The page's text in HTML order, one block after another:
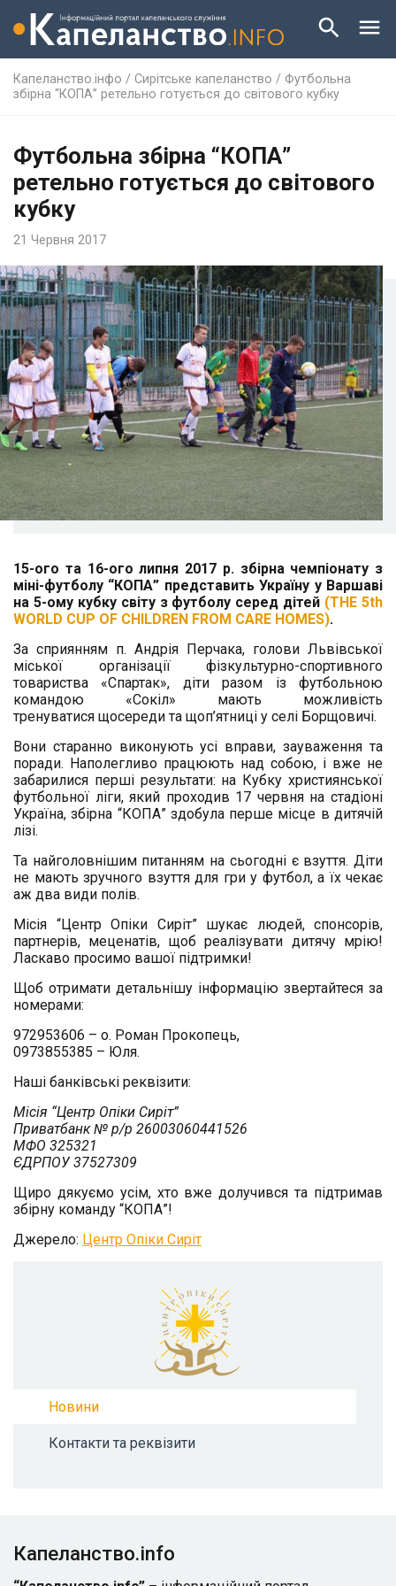
Капеланство.інфо / Сирітське капеланство / Футбольна
збірна “КОПА” ретельно готується до світового кубку
Футбольна збірна “КОПА”
ретельно готується до світового
кубку
21 Червня 2017
15-ого та 16-ого липня 2017 р. збірна чемпіонату з
міні-футболу “КОПА” представить Україну у Варшаві
на 5-ому кубку світу з футболу серед дітей (THE 5th
WORLD CUP OF CHILDREN FROM CARE HOMES).
За сприянням п. Андрія Перчака, голови Львівської
міської організації фізкультурно-спортивного
товариства «Спартак», діти разом із футбольною
командою «Сокіл» мають можливість
тренуватися щосереди та щоп’ятниці у селі Борщовичі.
Вони старанно виконують усі вправи, зауваження та
поради. Наполегливо працюють над собою, і вже не
забарилися перші результати: на Кубку християнської
футбольної ліги, який проходив 17 червня на стадіоні
Україна, збірна “КОПА” здобула перше місце в дитячій
лізі.
Та найголовнішим питанням на сьогодні є взуття. Діти
не мають зручного взуття для гри у футбол, а їх чекає
аж два види полів.
Місія “Центр Опіки Сиріт” шукає людей, спонсорів,
партнерів, меценатів, щоб реалізувати дитячу мрію!
Ласкаво просимо вашої підтримки!
Щоб отримати детальнішу інформацію звертайтеся за
номерами:
972953606 – о. Роман Прокопець,
0973855385 – Юля.
Наші банківські реквізити:
Місія “Центр Опіки Сиріт”
Приватбанк № р/р 26003060441526
МФО 325321
ЄДРПОУ 37527309
Щиро дякуємо усім, хто вже долучився та підтримав
збірну команду “КОПА”!
Джерело: Центр Опіки Сиріт
Новини
Контакти та реквізити
Капеланство.info